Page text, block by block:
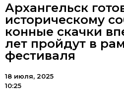
Архангельск
историческому
конные скачки
лет пройдут в
фестиваля
18 июля, 2025
10:25